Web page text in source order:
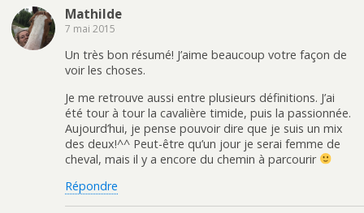
Mathilde
7 mai 2015
Un très bon résumé! J’aime beaucoup votre façon de
voir les choses.
Je me retrouve aussi entre plusieurs définitions. J’ai
été tour à tour la cavalière timide, puis la passionnée.
Aujourd’hui, je pense pouvoir dire que je suis un mix
des deux!^^ Peut-être qu’un jour je serai femme de
cheval, mais il y a encore du chemin à parcourir
Répondre